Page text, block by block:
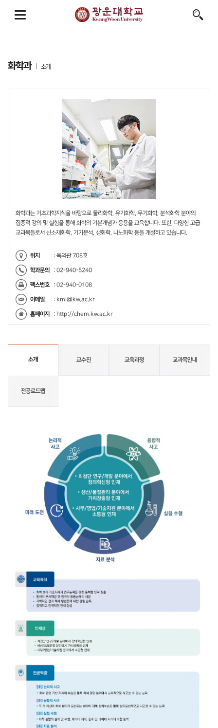
화학과 소개
화학과는 기초과학지식을 바탕으로 물리화학, 유기화학, 무기화학, 분석화학 분야의
집중적 강의 및 실험을 통해 화학의 기본개념과 응용을 교육합니다. 또한, 다양한 고급
교과목들로서 신소재화학, 기기분석, 생화학, 나노화학 등을 개설하고 있습니다.
위치 : 옥의관 708호
학과문의 : 02-940-5240
팩스번호 : 02-940-0108
이메일 : kml@kw.ac.kr
홈페이지 : http://chem.kw.ac.kr
소개 교수진 교육과정 교과목안내
전공로드맵